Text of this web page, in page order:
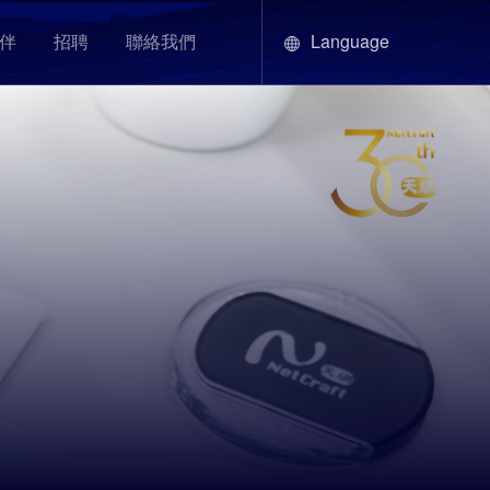
招聘 聯絡我們 Language